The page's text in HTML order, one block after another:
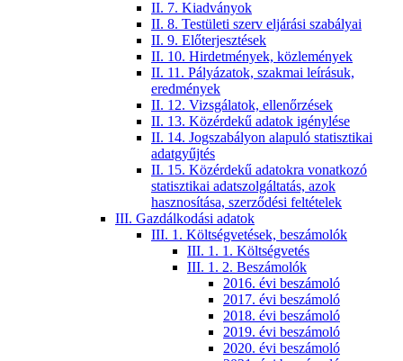
II. 7. Kiadványok
II. 8. Testületi szerv eljárási szabályai
II. 9. Előterjesztések
II. 10. Hirdetmények, közlemények
II. 11. Pályázatok, szakmai leírásuk,
eredmények
II. 12. Vizsgálatok, ellenőrzések
II. 13. Közérdekű adatok igénylése
II. 14. Jogszabályon alapuló statisztikai
adatgyűjtés
II. 15. Közérdekű adatokra vonatkozó
statisztikai adatszolgáltatás, azok
hasznosítása, szerződési feltételek
III. Gazdálkodási adatok
III. 1. Költségvetések, beszámolók
III. 1. 1. Költségvetés
III. 1. 2. Beszámolók
2016. évi beszámoló
2017. évi beszámoló
2018. évi beszámoló
2019. évi beszámoló
2020. évi beszámoló